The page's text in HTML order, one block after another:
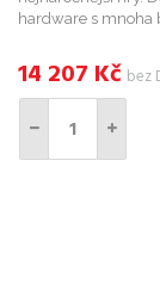
hardware s mnoha
14 207 Kč bez